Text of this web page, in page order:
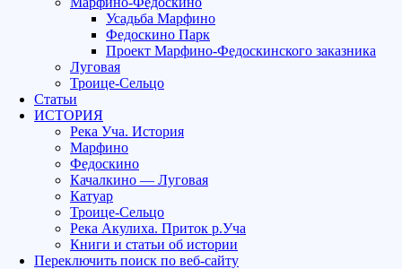
Усадьба Марфино
Федоскино Парк
Проект Марфино-Федоскинского заказника
Луговая
Троице-Сельцо
Статьи
ИСТОРИЯ
Река Уча. История
Марфино
Федоскино
Качалкино — Луговая
Катуар
Троице-Сельцо
Река Акулиха. Приток р.Уча
Книги и статьи об истории
Переключить поиск по веб-сайту